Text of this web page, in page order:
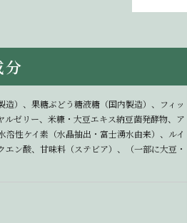
分
）、果糖ぶどう糖液糖（国内製造）、フィッ
ゼリー、米糠・大豆エキス納豆菌発酵物、ア
性ケイ素（水晶抽出・富士湧水由来）、ルイ
ン酸、甘味料（ステビア）、（一部に大豆・